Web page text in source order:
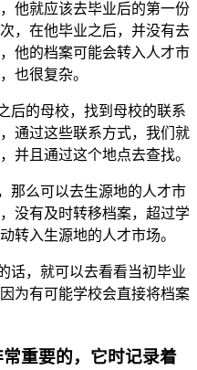
他就应该去毕业后的第一份
，在他毕业之后，并没有去
他的档案可能会转入人才市
也很复杂。
后的母校，找到母校的联系
通过这些联系方式，我们就
并且通过这个地点去查找。
那么可以去生源地的人才市
没有及时转移档案，超过学
转入生源地的人才市场。
话，就可以去看看当初毕业
为有可能学校会直接将档案
重要的，它时记录着